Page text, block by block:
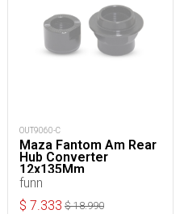
OUT9060-C
Maza Fantom Am Rear
Hub Converter
12x135Mm
funn
$ 7.333 $18.990